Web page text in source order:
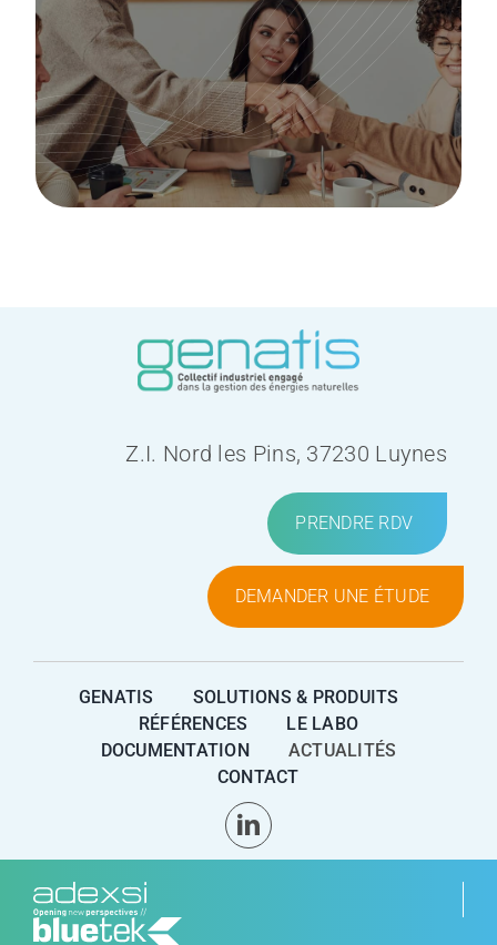
Z.I. Nord les Pins, 37230 Luynes
PRENDRE RDV
DEMANDER UNE ÉTUDE
GENATIS
SOLUTIONS & PRODUITS
RÉFÉRENCES
LE LABO
DOCUMENTATION
ACTUALITÉS
CONTACT